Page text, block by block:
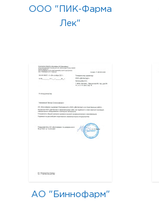
ООО "ПИК-Фарма
Лек"
АО "Биннофарм"